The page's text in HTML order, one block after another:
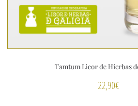
Tamtum Licor de Hierbas
22,90€